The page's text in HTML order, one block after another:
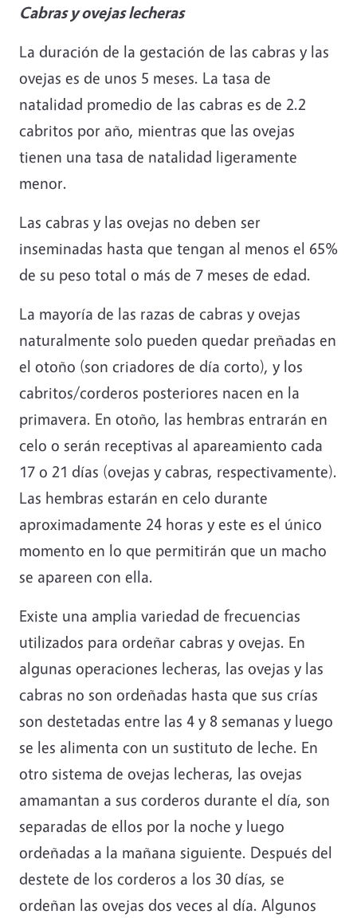
Cabras y ovejas lecheras
La duración de la gestación de las cabras y las
ovejas es de unos 5 meses. La tasa de
natalidad promedio de las cabras es de 2.2
cabritos por año, mientras que las ovejas
tienen una tasa de natalidad ligeramente
menor.
Las cabras y las ovejas no deben ser
inseminadas hasta que tengan al menos el 65%
de su peso total o más de 7 meses de edad.
La mayoría de las razas de cabras y ovejas
naturalmente solo pueden quedar preñadas en
el otoño (son criadores de día corto), y los
cabritos/corderos posteriores nacen en la
primavera. En otoño, las hembras entrarán en
celo o serán receptivas al apareamiento cada
17 o 21 días (ovejas y cabras, respectivamente).
Las hembras estarán en celo durante
aproximadamente 24 horas y este es el único
momento en lo que permitirán que un macho
se apareen con ella.
Existe una amplia variedad de frecuencias
utilizados para ordeñar cabras y ovejas. En
algunas operaciones lecheras, las ovejas y las
cabras no son ordeñadas hasta que sus crías
son destetadas entre las 4 y 8 semanas y luego
se les alimenta con un sustituto de leche. En
otro sistema de ovejas lecheras, las ovejas
amamantan a sus corderos durante el día, son
separadas de ellos por la noche y luego
ordeñadas a la mañana siguiente. Después del
destete de los corderos a los 30 días, se
ordeñan las ovejas dos veces al día. Algunos